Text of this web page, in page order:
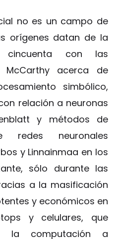
no es un campo de
orígenes datan de la
con las
McCarthy acerca de
simbólico,
relación a neuronas
y métodos de
redes neuronales
y Linnainmaa en los
sólo durante las
a la masificación
y económicos en
y celulares, que
la computación a